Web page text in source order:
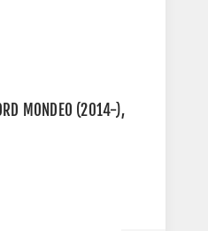
MONDEO (2014-),